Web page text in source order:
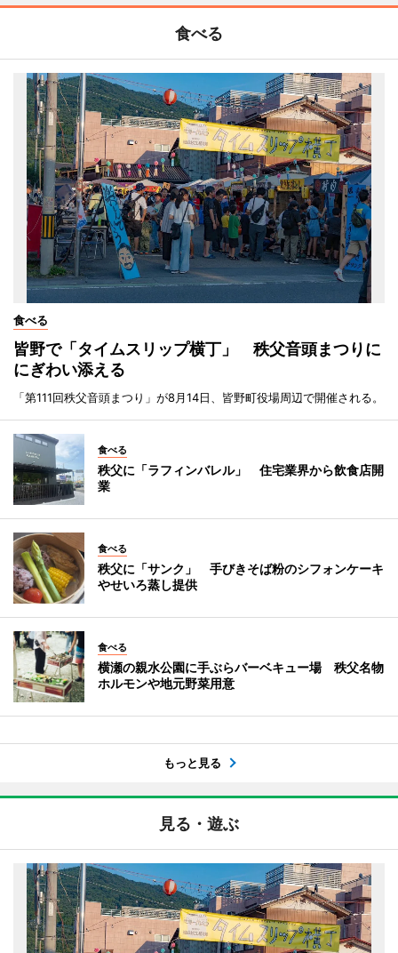
食べる
食べる
皆野で「タイムスリップ横丁」 秩父音頭まつりに
にぎわい添える
「第111回秩父音頭まつり」が8月14日、皆野町役場周辺で開催される。
食べる
秩父に「ラフィンバレル」 住宅業界から飲食店開
業
食べる
秩父に「サンク」 手びきそば粉のシフォンケーキ
やせいろ蒸し提供
食べる
横瀬の親水公園に手ぶらバーベキュー場 秩父名物
ホルモンや地元野菜用意
もっと見る
見る・遊ぶ